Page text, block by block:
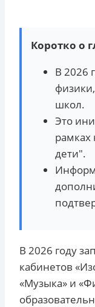
Коротко о
В 2026
школ.
Это
дети".
В 2026 году
кабинетов
«Музыка» и